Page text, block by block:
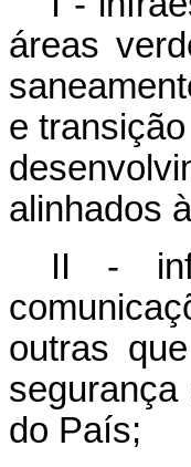
áreas
e
alinhados
II -
outras
do País;